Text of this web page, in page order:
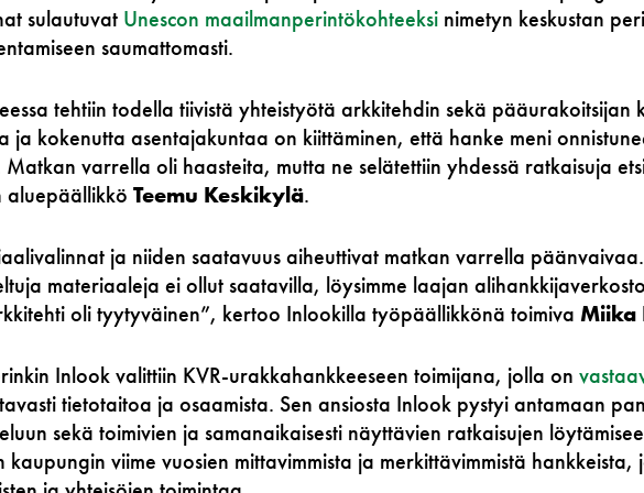
sulautuvat Unescon maailmanperintökohteeksi nimetyn keskustan
saumattomasti.
tehtiin todella tiivistä yhteistyötä arkkitehdin sekä pääurakoitsijan
ja kokenutta asentajakuntaa on kiittäminen, että hanke meni
Matkan varrella oli haasteita, mutta ne selätettiin yhdessä ratkaisuja
aluepäällikkö Teemu Keskikylä.
ja niiden saatavuus aiheuttivat matkan varrella
materiaaleja ei ollut saatavilla, löysimme laajan
oli tyytyväinen”, kertoo Inlookilla työpäällikkönä toimiva Miika
Inlook valittiin KVR-urakkahankkeeseen toimijana, jolla on
tietotaitoa ja osaamista. Sen ansiosta Inlook pystyi antamaan
sekä toimivien ja samanaikaisesti näyttävien ratkaisujen
kaupungin viime vuosien mittavimmista ja merkittävimmistä